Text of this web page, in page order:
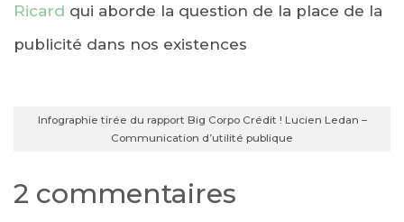
Ricard qui aborde la question de la place de la
publicité dans nos existences
Infographie tirée du rapport Big Corpo Crédit ! Lucien Ledan –
Communication d’utilité publique
2 commentaires